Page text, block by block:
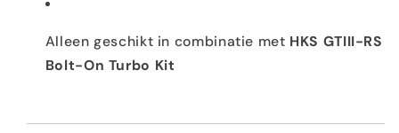
Alleen geschikt in combinatie met HKS GTIII-RS
Bolt-On Turbo Kit